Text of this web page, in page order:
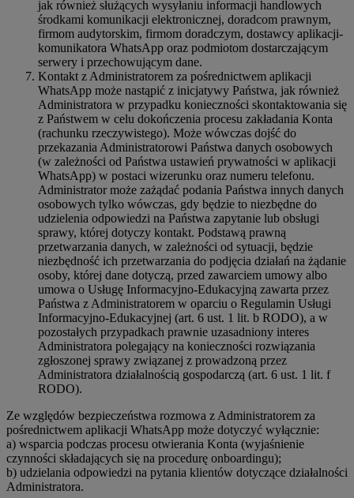
jak również służących wysyłaniu informacji handlowych
środkami komunikacji elektronicznej, doradcom prawnym,
firmom audytorskim, firmom doradczym, dostawcy aplikacji-
komunikatora WhatsApp oraz podmiotom dostarczającym
serwery i przechowującym dane.
Kontakt z Administratorem za pośrednictwem aplikacji
WhatsApp może nastąpić z inicjatywy Państwa, jak również
Administratora w przypadku konieczności skontaktowania się
z Państwem w celu dokończenia procesu zakładania Konta
(rachunku rzeczywistego). Może wówczas dojść do
przekazania Administratorowi Państwa danych osobowych
(w zależności od Państwa ustawień prywatności w aplikacji
WhatsApp) w postaci wizerunku oraz numeru telefonu.
Administrator może zażądać podania Państwa innych danych
osobowych tylko wówczas, gdy będzie to niezbędne do
udzielenia odpowiedzi na Państwa zapytanie lub obsługi
sprawy, której dotyczy kontakt. Podstawą prawną
przetwarzania danych, w zależności od sytuacji, będzie
niezbędność ich przetwarzania do podjęcia działań na żądanie
osoby, której dane dotyczą, przed zawarciem umowy albo
umowa o Usługę Informacyjno-Edukacyjną zawarta przez
Państwa z Administratorem w oparciu o Regulamin Usługi
Informacyjno-Edukacyjnej (art. 6 ust. 1 lit. b RODO), a w
pozostałych przypadkach prawnie uzasadniony interes
Administratora polegający na konieczności rozwiązania
zgłoszonej sprawy związanej z prowadzoną przez
Administratora działalnością gospodarczą (art. 6 ust. 1 lit. f
RODO).
Ze względów bezpieczeństwa rozmowa z Administratorem za
pośrednictwem aplikacji WhatsApp może dotyczyć wyłącznie:
a) wsparcia podczas procesu otwierania Konta (wyjaśnienie
czynności składających się na procedurę onboardingu);
b) udzielania odpowiedzi na pytania klientów dotyczące działalności
Administratora.